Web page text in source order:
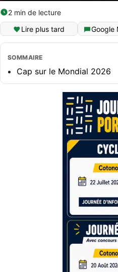
2 min de lecture
Lire plus tard
Google
SOMMAIRE
Cap sur le Mondial 2026